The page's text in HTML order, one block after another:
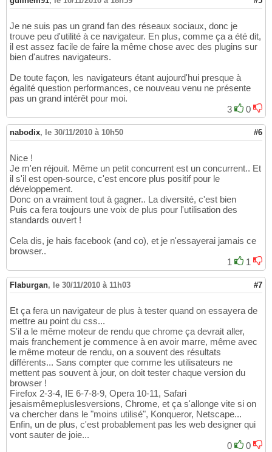
Je ne suis pas un grand fan des réseaux sociaux, donc je
trouve peu d'utilité à ce navigateur. En plus, comme ça a été dit,
il est assez facile de faire la même chose avec des plugins sur
bien d'autres navigateurs.
De toute façon, les navigateurs étant aujourd'hui presque à
égalité question performances, ce nouveau venu ne présente
pas un grand intérêt pour moi.
3
0
nabodix, le 30/11/2010 à 10h50 #6
Nice !
Je m'en réjouit. Même un petit concurrent est un concurrent.. Et
il s'il est open-source, c'est encore plus positif pour le
développement.
Donc on a vraiment tout à gagner.. La diversité, c'est bien
Puis ca fera toujours une voix de plus pour l'utilisation des
standards ouvert !
Cela dis, je hais facebook (and co), et je n'essayerai jamais ce
browser..
1
1
Flaburgan, le 30/11/2010 à 11h03 #7
Et ça fera un navigateur de plus à tester quand on essayera de
mettre au point du css...
S'il a le même moteur de rendu que chrome ça devrait aller,
mais franchement je commence à en avoir marre, même avec
le même moteur de rendu, on a souvent des résultats
différents... Sans compter que comme les utilisateurs ne
mettent pas souvent à jour, on doit tester chaque version du
browser !
Firefox 2-3-4, IE 6-7-8-9, Opera 10-11, Safari
jesaismêmepluslesversions, Chrome, et ça s'allonge vite si on
va chercher dans le "moins utilisé", Konqueror, Netscape...
Enfin, un de plus, c'est probablement pas les web designer qui
vont sauter de joie...
0
0